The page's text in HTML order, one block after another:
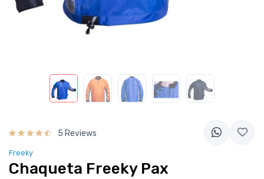
5 Reviews
Freeky
Chaqueta Freeky Pax